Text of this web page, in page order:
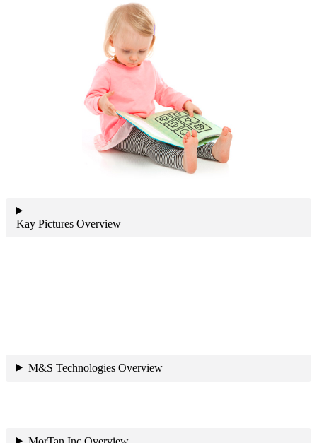
Kay Pictures Overview
M&S Technologies Overview